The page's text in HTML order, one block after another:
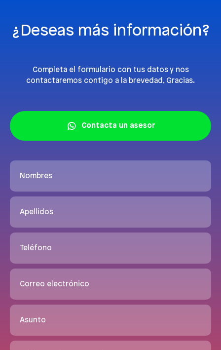
¿Deseas más información?
Completa el formulario con tus datos y nos
contactaremos contigo a la brevedad, Gracias.
Contacta un asesor
Nombres
Apellidos
Teléfono
Correo electrónico
Asunto